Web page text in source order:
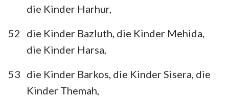
die Kinder Harhur,
52
die Kinder Bazluth, die Kinder Mehida,
die Kinder Harsa,
53 die Kinder Barkos, die Kinder Sisera, die
Kinder Themah,